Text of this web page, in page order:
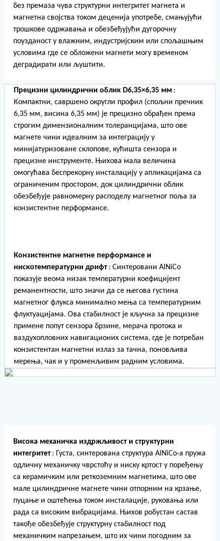
без премаза чува структурни интегритет магнета и
магнетна својства током деценија употребе, смањујући
трошкове одржавања и обезбеђујући дугорочну
поузданост у влажним, индустријским или спољашњим
условима где се обложени магнети могу временом
деградирати или љуштити.
Прецизни цилиндрични облик D6,35×6,35 мм :
Компактни, савршено округли профил (спољни пречник
6,35 мм, висина 6,35 мм) је прецизно обрађен према
строгим димензионалним толеранцијама, што ове
магнете чини идеалним за интеграцију у
минијатуризоване склопове, кућишта сензора и
прецизне инструменте. Њихова мала величина
омогућава беспрекорну инсталацију у апликацијама са
ограниченим простором, док цилиндрични облик
обезбеђује равномерну расподелу магнетног поља за
конзистентне перформансе.
Конзистентне магнетне перформансе и
нискотемпературни дрифт : Синтеровани AlNiCo
показује веома низак температурни коефицијент
реманентности, што значи да се његова густина
магнетног флукса минимално мења са температурним
флуктуацијама. Ова стабилност је кључна за прецизне
примене попут сензора брзине, мерача протока и
ваздухопловних навигационих система, где је потребан
конзистентан магнетни излаз за тачна, поновљива
мерења, чак и у променљивим радним условима.
Висока механичка издржљивост и структурни
интегритет : Густа, синтерована структура AlNiCo-а пружа
одличну механичку чврстоћу и ниску кртост у поређењу
са керамичким или реткоземним магнетима, што ове
мале цилиндричне магнете чини отпорним на крзање,
пуцање и оштећења током инсталације, руковања или
рада са високим вибрацијама. Њихов робустан састав
такође обезбеђује структурну стабилност под
механичким напрезањем, што их чини погодним за